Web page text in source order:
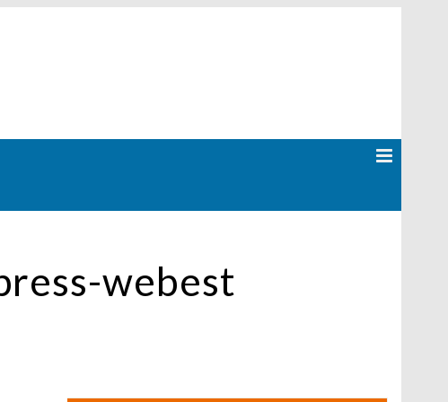
webest